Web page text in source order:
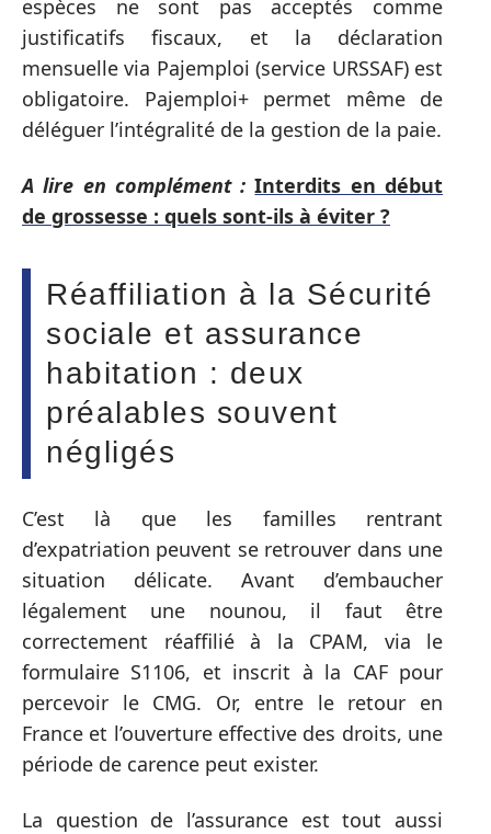
espèces ne sont pas acceptés comme
justificatifs fiscaux, et la déclaration
mensuelle via Pajemploi (service URSSAF) est
obligatoire. Pajemploi+ permet même de
déléguer l’intégralité de la gestion de la paie.
A lire en complément : Interdits en début
de grossesse : quels sont-ils à éviter ?
Réaffiliation à la Sécurité
sociale et assurance
habitation : deux
préalables souvent
négligés
C’est là que les familles rentrant
d’expatriation peuvent se retrouver dans une
situation délicate. Avant d’embaucher
légalement une nounou, il faut être
correctement réaffilié à la CPAM, via le
formulaire S1106, et inscrit à la CAF pour
percevoir le CMG. Or, entre le retour en
France et l’ouverture effective des droits, une
période de carence peut exister.
La question de l’assurance est tout aussi